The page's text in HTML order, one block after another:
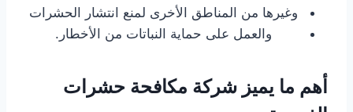
وغيرها من المناطق الأخرى لمنع انتشار الحشرات
والعمل على حماية النباتات من الأخطار.
أهم ما يميز شركة مكافحة حشرات